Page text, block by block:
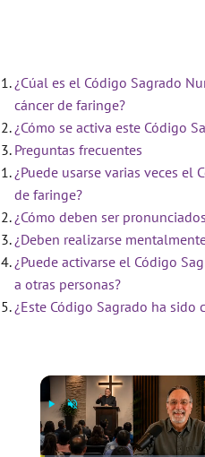
¿Cúal es el Código Sagrado
cáncer de faringe?
¿Cómo se activa este Código
Preguntas frecuentes
¿Puede usarse varias veces el
de faringe?
¿Cómo deben ser
¿Deben realizarse
¿Puede activarse el Código
a otras personas?
¿Este Código Sagrado ha sido